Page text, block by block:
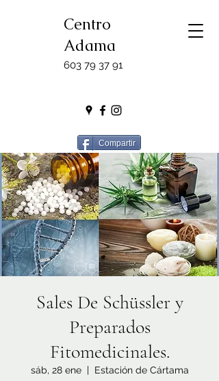
Centro
Adama
603 79 37 91
Compartir
Sales De Schüssler y
Preparados
Fitomedicinales.
sáb, 28 ene
  |
Estación de Cártama